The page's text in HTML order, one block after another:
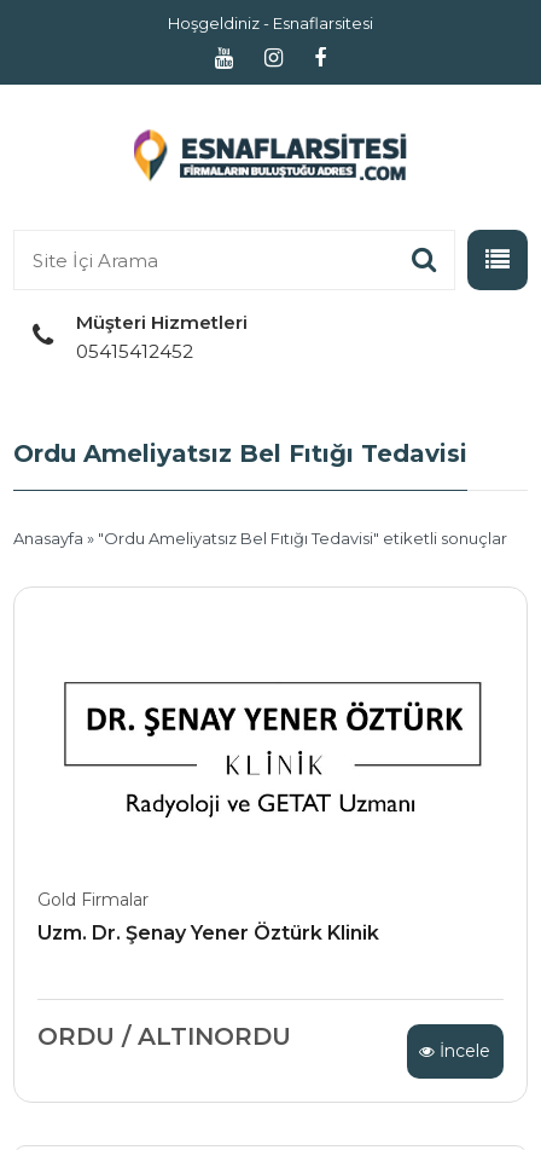
Hoşgeldiniz - Esnaflarsitesi
Müşteri Hizmetleri
05415412452
Ordu Ameliyatsız Bel Fıtığı Tedavisi
Anasayfa » "Ordu Ameliyatsız Bel Fıtığı Tedavisi" etiketli sonuçlar
Gold Firmalar
Uzm. Dr. Şenay Yener Öztürk Klinik
ORDU / ALTINORDU İncele